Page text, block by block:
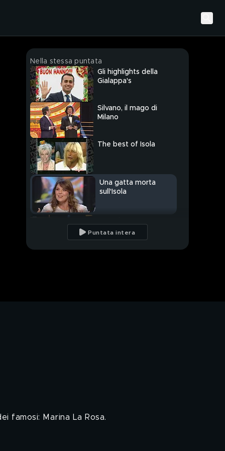
Nella stessa puntata
Gli highlights della
Gialappa's
Silvano, il mago di
Milano
The best of Isola
Una gatta morta
sull'Isola
Puntata intera
famosi: Marina La Rosa.